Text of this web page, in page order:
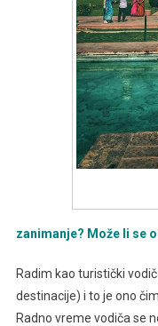
zanimanje? Može li se
Radim kao turistički
destinacije) i to je ono
Radno vreme vodiča se